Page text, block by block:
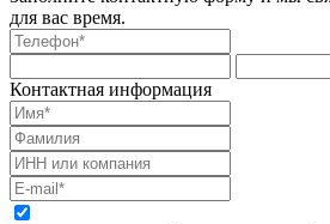
для вас время.
Контактная информация